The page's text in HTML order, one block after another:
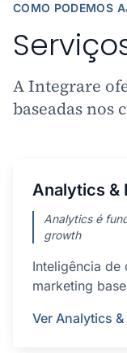
COMO PODEMOS
A Integrare
baseadas nos
Analytics &
Analytics é
growth
Inteligência de
marketing
Ver Analytics &